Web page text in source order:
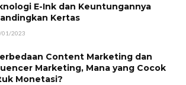
E-Ink dan Keuntungannya
Kertas
01/2023
Content Marketing dan
Marketing, Mana yang Cocok
Monetasi?